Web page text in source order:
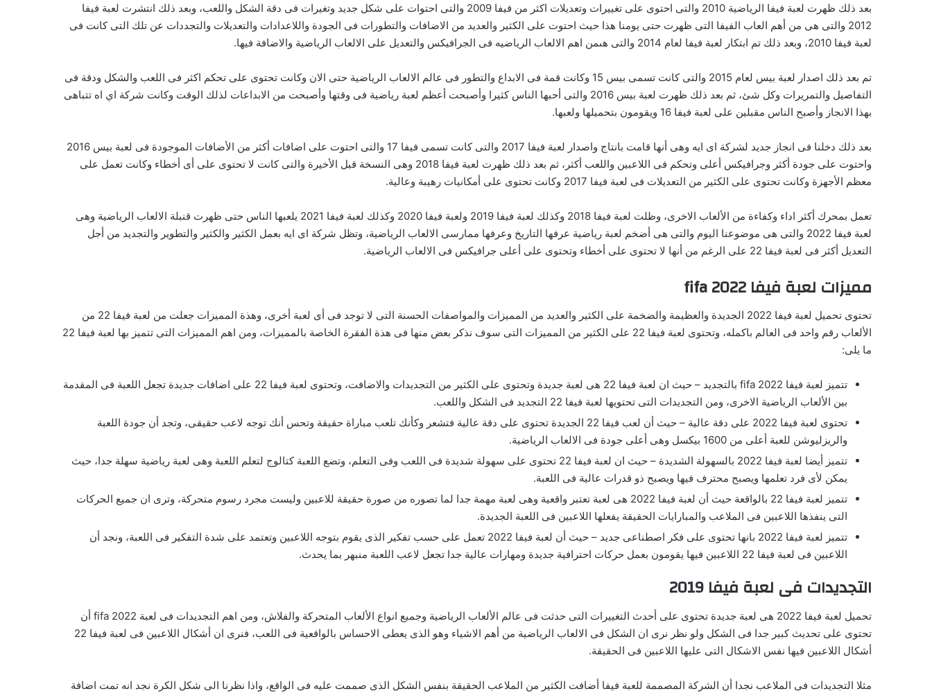
بعد ذلك ظهرت لعبة فيفا الرياضية 2010 والتى احتوى على تغييرات وتعديلات اكثر من فيفا 2009 والتى احتوات على شكل جديد وتغيرات فى دقة الشكل واللعب، وبعد ذلك انتشرت لعبة فيفا
2012 والتى هى من أهم العاب الفيفا التى ظهرت حتى يومنا هذا حيث احتوت على الكثير والعديد من الاضافات والتطورات فى الجودة واللاعدادات والتعديلات والتجددات عن تلك التى كانت فى
لعبة فيفا 2010، وبعد ذلك تم ابتكار لعبة فيفا لعام 2014 والتى هىمن اهم الالعاب الرياضيه فى الجرافيكس والتعديل على الالعاب الرياضية والاضافة فيها.
تم بعد ذلك اصدار لعبة بيس لعام 2015 والتى كانت تسمى بيس 15 وكانت قمة فى الابداع والتطور فى عالم الالعاب الرياضية حتى الان وكانت تحتوى على تحكم اكثر فى اللعب والشكل ودقة فى
التفاصيل والتمريرات وكل شئ، ثم بعد ذلك ظهرت لعبة بيس 2016 والتى أحبها الناس كثيرا وأصبحت أعظم لعبة رياضية فى وقتها وأصبحت من الابداعات لذلك الوقت وكانت شركة اي اه تتباهى
بهذا الانجاز وأصبح الناس مقبلين على لعبة فيفا 16 ويقومون بتحميلها ولعبها.
بعد ذلك دخلنا فى انجاز جديد لشركة اى ايه وهى أنها قامت بانتاج واصدار لعبة فيفا 2017 والتى كانت تسمى فيفا 17 والتى احتوت على اضافات أكثر من الأضافات الموجودة فى لعبة بيس 2016
واحتوت على جودة أكثر وجرافيكس أعلى وتحكم فى اللاعبين واللعب أكثر، ثم بعد ذلك ظهرت لعبة فيفا 2018 وهى النسخة قبل الأخيرة والتى كانت لا تحتوى على أى أخطاء وكانت تعمل على
معظم الأجهزة وكانت تحتوى على الكثير من التعديلات فى لعبة فيفا 2017 وكانت تحتوى على أمكانيات رهيبة وعالية.
تعمل بمحرك أكثر اداء وكفاءة من الألعاب الاخرى، وظلت لعبة فيفا 2018 وكذلك لعبة فيفا 2019 ولعبة فيفا 2020 وكذلك لعبة فيفا 2021 يلعبها الناس حتى ظهرت قنبلة الالعاب الرياضية وهى
لعبة فيفا 2022 والتى هى موضوعنا اليوم والتى هى أضخم لعبة رياضية عرفها التاريخ وعرفها ممارسى الالعاب الرياضية، وتظل شركة اى ايه بعمل الكثير والكثير والتطوير والتجديد من أجل
التعديل أكثر فى لعبة فيفا 22 على الرغم من أنها لا تحتوى على أخطاء وتحتوى على أعلى جرافيكس فى الالعاب الرياضية.
مميزات لعبة فيفا 2022 fifa
تحتوى تحميل لعبة فيفا 2022 الجديدة والعظيمة والضخمة على الكثير والعديد من المميزات والمواصفات الحسنة التى لا توجد فى أى لعبة أخرى، وهذة المميزات جعلت من لعبة فيفا 22 من
الألعاب رقم واحد فى العالم باكمله، وتحتوى لعبة فيفا 22 على الكثير من المميزات التى سوف نذكر بعض منها فى هذة الفقرة الخاصة بالمميزات، ومن اهم المميزات التى تتميز بها لعبة فيفا 22
ما يلى:
تتميز لعبة فيفا 2022 fifa بالتجديد – حيث ان لعبة فيفا 22 هى لعبة جديدة وتحتوى على الكثير من التجديدات والاضافت، وتحتوى لعبة فيفا 22 على اضافات جديدة تجعل اللعبة فى المقدمة
بين الألعاب الرياضية الاخرى، ومن التجديدات التى تحتويها لعبة فيفا 22 التجديد فى الشكل واللعب.
تحتوى لعبة فيفا 2022 على دقة عالية – حيث أن لعب فيفا 22 الجديدة تحتوى على دقة عالية فتشعر وكأنك تلعب مباراة حقيقة وتحس أنك توجه لاعب حقيقى، وتجد أن جودة اللعبة
والريزليوشن للعبة أعلى من 1600 بيكسل وهى أعلى جودة فى الالعاب الرياضية.
تتميز أيضا لعبة فيفا 2022 بالسهولة الشديدة – حيث ان لعبة فيفا 22 تحتوى على سهولة شديدة فى اللعب وفى التعلم، وتضع اللعبة كتالوج لتعلم اللعبة وهى لعبة رياضية سهلة جدا، حيث
يمكن لأى فرد تعلمها ويصبح محترف فيها ويصبح ذو قدرات عالية فى اللعبة.
تتميز لعبة فيفا 22 بالواقعة حيث أن لعبة فيفا 2022 هى لعبة تعتبر واقعية وهى لعبة مهمة جدا لما تصوره من صورة حقيقة للاعبين وليست مجرد رسوم متحركة، وترى ان جميع الحركات
التى ينفذها اللاعبين فى الملاعب والمبارايات الحقيقة يفعلها اللاعبين فى اللعبة الجديدة.
تتميز لعبة فيفا 2022 بانها تحتوى على فكر اصطناعى جديد – حيث أن لعبة فيفا 2022 تعمل على حسب تفكير الذى يقوم بتوجه اللاعبين وتعتمد على شدة التفكير فى اللعبة، ونجد أن
اللاعبين فى لعبة فيفا 22 اللاعبين فيها يقومون بعمل حركات احترافية جديدة ومهارات عالية جدا تجعل لاعب اللعبة منبهر بما يحدث.
التجديدات فى لعبة فيفا 2019
تحميل لعبة فيفا 2022 هى لعبة جديدة تحتوى على أحدث التغييرات التى حدثت فى عالم الألعاب الرياضية وجميع انواع الألعاب المتحركة والفلاش، ومن اهم التجديدات فى لعبة fifa 2022 أن
تحتوى على تحديث كبير جدا فى الشكل ولو نظر نرى ان الشكل فى الالعاب الرياضية من أهم الاشياء وهو الذى يعطى الاحساس بالواقعية فى اللعب، فنرى ان أشكال اللاعبين فى لعبة فيفا 22
أشكال اللاعبين فيها نفس الاشكال التى عليها اللاعبين فى الحقيقة.
مثلا التجديدات فى الملاعب نجدا أن الشركة المصممة للعبة فيفا أضافت الكثير من الملاعب الحقيقة بنفس الشكل الذى صممت عليه فى الواقع، واذا نظرنا الى شكل الكرة نجد انه تمت اضافة